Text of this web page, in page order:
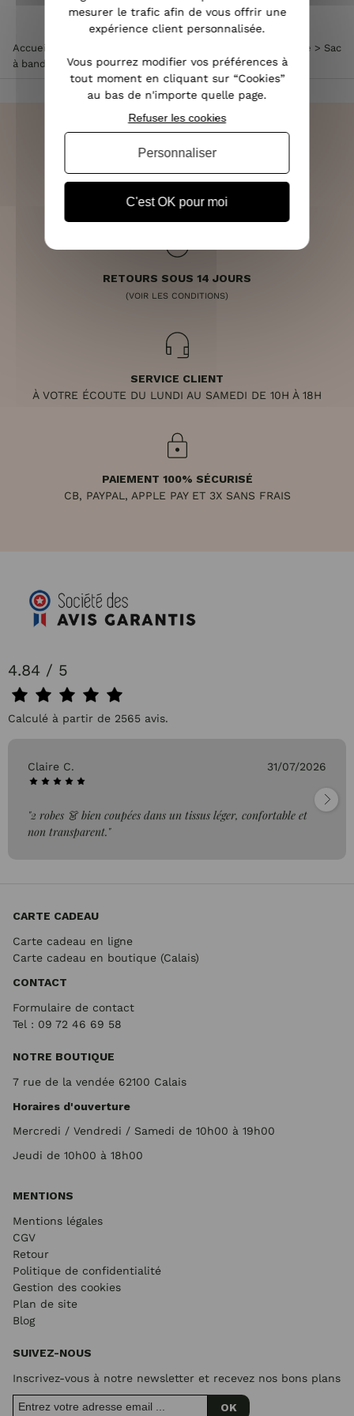
Accueil Sac à main femme > Sac
à bandoulière bordeaux suédine effet croco à clous
LIVRAISON RAPIDE
OFFERTE DÈS 70€
RETOURS SOUS 14 JOURS
(VOIR LES CONDITIONS)
SERVICE CLIENT
À VOTRE ÉCOUTE DU LUNDI AU SAMEDI DE 10H À 18H
PAIEMENT 100% SÉCURISÉ
CB, PAYPAL, APPLE PAY ET 3X SANS FRAIS
4.84 / 5
Calculé à partir de 2565 avis.
Claire C. 31/07/2026
"2 robes 👗 bien coupées dans un tissus léger, confortable et
non transparent."
CARTE CADEAU
Carte cadeau en ligne
Carte cadeau en boutique (Calais)
CONTACT
Formulaire de contact
Tel : 09 72 46 69 58
NOTRE BOUTIQUE
7 rue de la vendée 62100 Calais
Horaires d'ouverture
Mercredi / Vendredi / Samedi de 10h00 à 19h00
Jeudi de 10h00 à 18h00
MENTIONS
Mentions légales
CGV
Retour
Politique de confidentialité
Gestion des cookies
Plan de site
Blog
SUIVEZ-NOUS
Inscrivez-vous à notre newsletter et recevez nos bons plans
OK
mesurer le trafic afin de vous offrir une
expérience client personnalisée.
Vous pourrez modifier vos préférences à
tout moment en cliquant sur “Cookies”
au bas de n'importe quelle page.
C'est OK pour moi
Refuser les cookies
Personnaliser